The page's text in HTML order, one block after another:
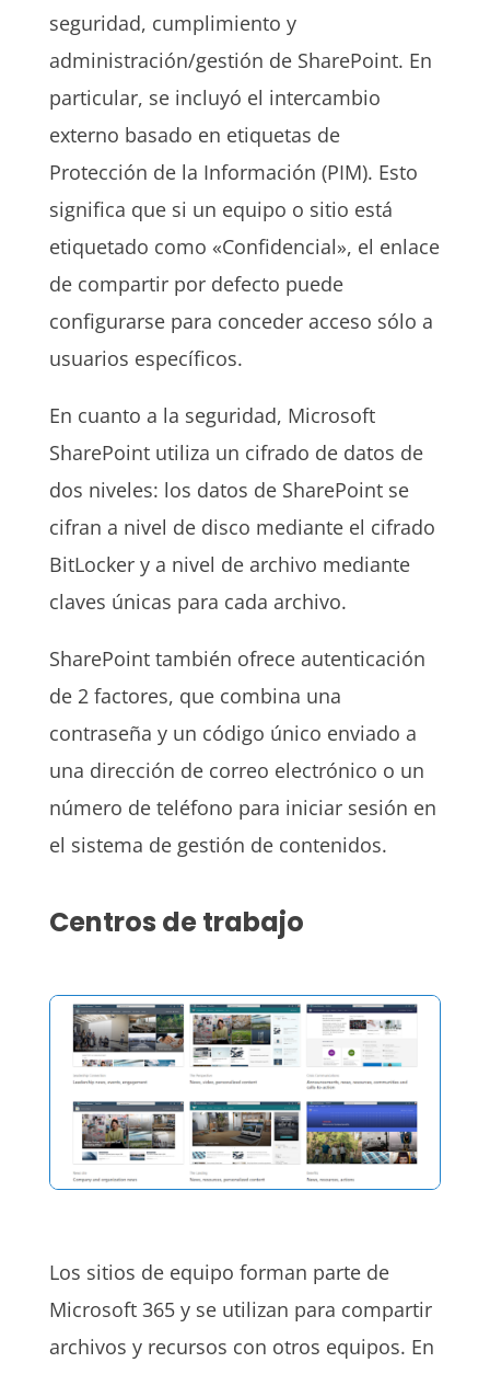
seguridad, cumplimiento y
administración/gestión de SharePoint. En
particular, se incluyó el intercambio
externo basado en etiquetas de
Protección de la Información (PIM). Esto
significa que si un equipo o sitio está
etiquetado como «Confidencial», el enlace
de compartir por defecto puede
configurarse para conceder acceso sólo a
usuarios específicos.
En cuanto a la seguridad, Microsoft
SharePoint utiliza un cifrado de datos de
dos niveles: los datos de SharePoint se
cifran a nivel de disco mediante el cifrado
BitLocker y a nivel de archivo mediante
claves únicas para cada archivo.
SharePoint también ofrece autenticación
de 2 factores, que combina una
contraseña y un código único enviado a
una dirección de correo electrónico o un
número de teléfono para iniciar sesión en
el sistema de gestión de contenidos.
Centros de trabajo
Los sitios de equipo forman parte de
Microsoft 365 y se utilizan para compartir
archivos y recursos con otros equipos. En